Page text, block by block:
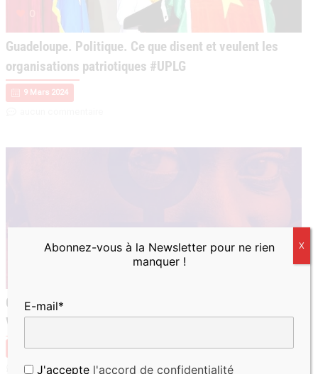
Guadeloupe. Politique. Ce que disent et veulent les
organisations patriotiques #UPLG
9 Mars 2024
Guadeloupe. Les violences faites aux femmes par des
VIP sexuels
9 Mars 2024
aucun commentaire
Abonnez-vous à la Newsletter pour ne rien
manquer !
E-mail*
J'accepte l'accord de confidentialité
X